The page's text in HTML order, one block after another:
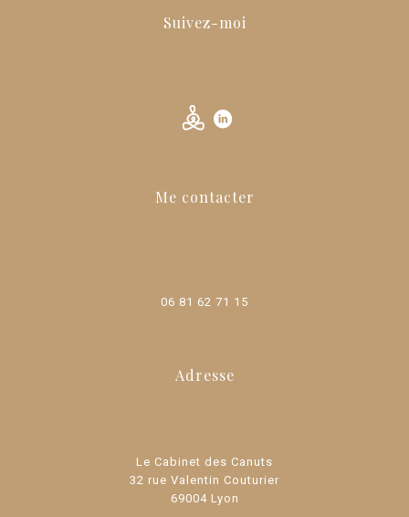
Suivez-moi
Me contacter
06 81 62 71 15
Adresse
Le Cabinet des Canuts
32 rue Valentin Couturier
69004 Lyon